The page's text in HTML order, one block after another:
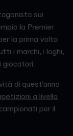
sui
la Premier
la prima volta
i marchi, i loghi,
giocatori.
di quest'anno
a livello
per il